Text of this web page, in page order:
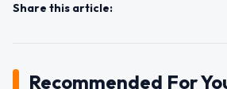
Share this article:
Recommended For